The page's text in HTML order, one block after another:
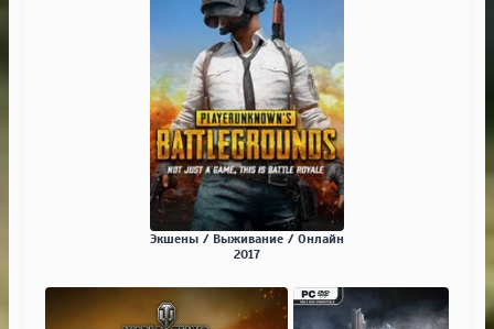
Экшены / Выживание / Онлайн
2017